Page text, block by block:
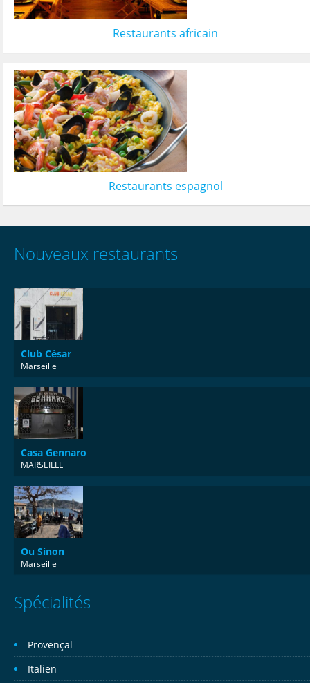
Restaurants africain
Restaurants espagnol
Nouveaux restaurants
Club César
Marseille
Casa Gennaro
MARSEILLE
Ou Sinon
Marseille
Spécialités
Provençal
Italien